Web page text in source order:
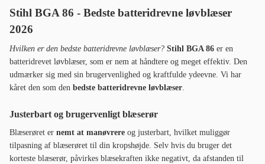
Stihl BGA 86 - Bedste batteridrevne løvblæser
2026
Hvilken er den bedste batteridrevne løvblæser? Stihl BGA 86 er en
batteridrevet løvblæser, som er nem at håndtere og meget effektiv. Den
udmærker sig med sin brugervenlighed og kraftfulde ydeevne. Vi har
kåret den som den bedste batteridrevne løvblæser.
Justerbart og brugervenligt blæserør
Blæserøret er nemt at manøvrere og justerbart, hvilket muliggør
tilpasning af blæserøret til din kropshøjde. Selv hvis du bruger det
korteste blæserør, påvirkes blæsekraften ikke negativt, da afstanden til